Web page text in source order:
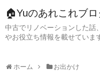
🏠Yuのあれこれブ
中古でリノベーションした話
やお役立ち情報を載せていま
ホーム お出かけ